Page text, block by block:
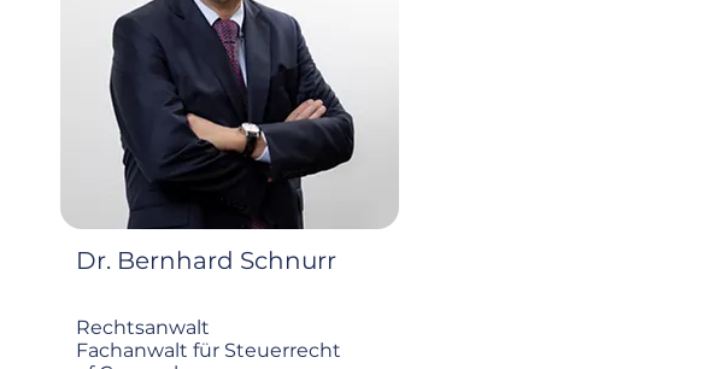
Dr. Bernhard Schnurr
Rechtsanwalt
Fachanwalt für Steuerrecht